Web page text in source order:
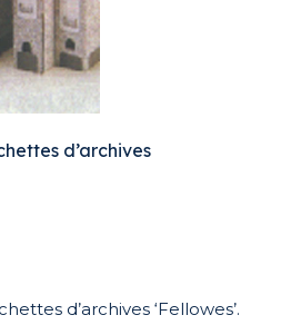
d’archives
d’archives ‘Fellowes’.